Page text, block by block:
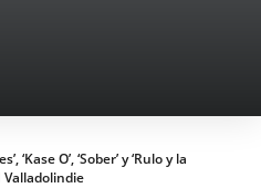
‘Kase O’, ‘Sober’ y ‘Rulo y la
Valladolindie